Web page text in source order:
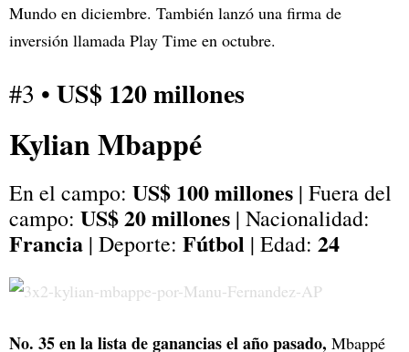
Mundo en diciembre. También lanzó una firma de
inversión llamada Play Time en octubre.
#3 • US$ 120 millones
Kylian Mbappé
En el campo: US$ 100 millones | Fuera del
campo: US$ 20 millones | Nacionalidad:
Francia | Deporte: Fútbol | Edad: 24
No. 35 en la lista de ganancias el año pasado, Mbappé